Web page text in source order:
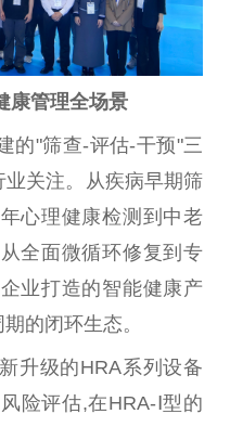
康管理全场景‌
的"筛查-评估-干预"三
关注。从疾病早期筛
心理健康检测到中老
全面微循环修复到专
业打造的智能健康产
的闭环生态。
升级的HRA系列设备
险评估,在HRA-Ⅰ型的